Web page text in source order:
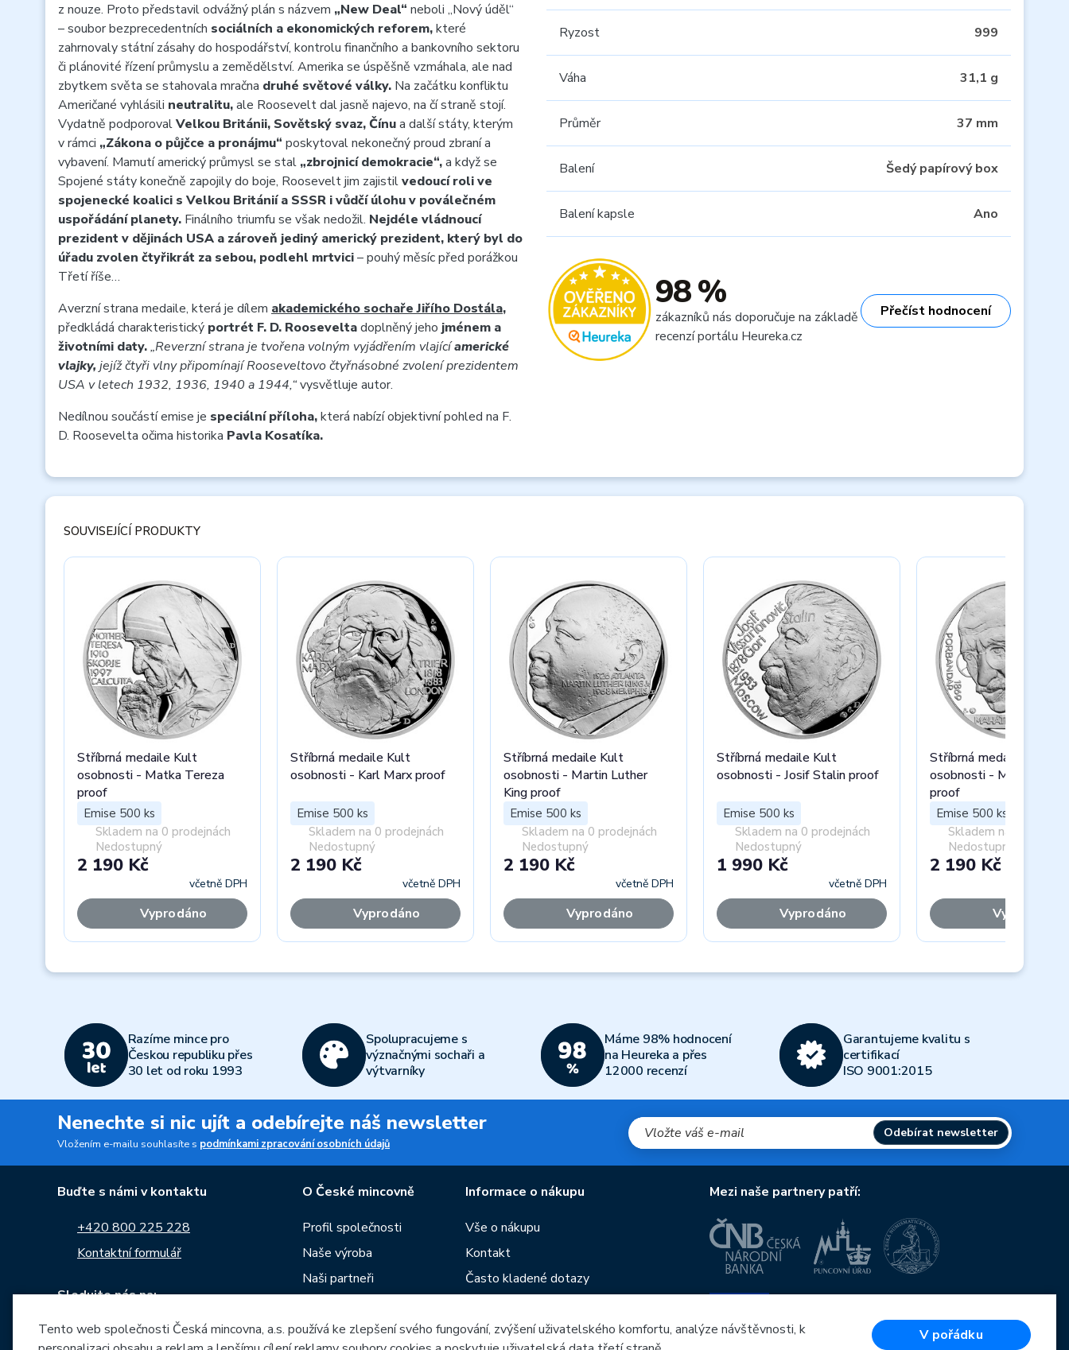
z nouze. Proto představil odvážný plán s názvem „New Deal“ neboli „Nový úděl“
– soubor bezprecedentních sociálních a ekonomických reforem,které
zahrnovaly státní zásahy do hospodářství, kontrolu finančního a bankovního sektoru
či plánovité řízení průmyslu a zemědělství. Amerika se úspěšně vzmáhala, ale nad
zbytkem světa se stahovala mračna druhé světové války. Na začátku konfliktu
Američané vyhlásili neutralitu,ale Roosevelt dal jasně najevo, na čí straně stojí.
Vydatně podporovalVelkou Británii, Sovětský svaz, Čínua další státy, kterým
v rámci „Zákona o půjčce a pronájmu“ poskytoval nekonečný proud zbraní a
vybavení. Mamutí americký průmysl se stal „zbrojnicí demokracie“,a když se
Spojené státy konečně zapojily do boje, Roosevelt jim zajistilvedoucí roli ve
spojenecké koalici s Velkou Británií a SSSR i vůdčí úlohu v poválečném
uspořádání planety. Finálního triumfu se však nedožil. Nejdéle vládnoucí
prezident v dějinách USA a zároveň jediný americký prezident, který byl do
úřadu zvolen čtyřikrát za sebou, podlehl mrtvici– pouhý měsíc před porážkou
Třetí říše…
Averzní strana medaile, která je dílem akademického sochaře Jiřího Dostála,
předkládá charakteristický portrét F. D. Rooseveltadoplněný jeho jménem a
životními daty.„Reverzní strana je tvořena volným vyjádřením vlajícíamerické
vlajky, jejíž čtyři vlny připomínají Rooseveltovo čtyřnásobné zvolení prezidentem
USA v letech 1932, 1936, 1940 a 1944,“vysvětluje autor.
Nedílnou součástí emise je speciální příloha,která nabízí objektivní pohled na F.
D. Roosevelta očima historika Pavla Kosatíka.
Ryzost 999
Váha 31,1 g
Průměr 37 mm
Balení Šedý papírový box
Balení kapsle Ano
98 %
zákazníků nás doporučuje na základě
recenzí portálu Heureka.cz
Přečíst hodnocení
SOUVISEJÍCÍ PRODUKTY
Stříbrná medaile Kult
osobnosti - Matka Tereza
proof
Emise 500 ks
Skladem na 0 prodejnách
Nedostupný
2 190 Kč
včetně DPH
Vyprodáno
Stříbrná medaile Kult
osobnosti - Karl Marx proof
Emise 500 ks
Skladem na 0 prodejnách
Nedostupný
2 190 Kč
včetně DPH
Vyprodáno
Stříbrná medaile Kult
osobnosti - Martin Luther
King proof
Emise 500 ks
Skladem na 0 prodejnách
Nedostupný
2 190 Kč
včetně DPH
Vyprodáno
Stříbrná medaile Kult
osobnosti - Josif Stalin proof
Emise 500 ks
Skladem na 0 prodejnách
Nedostupný
1 990 Kč
včetně DPH
Vyprodáno
Stříbrná medaile Kult
osobnosti - Mahátma
proof
Emise 500 ks
Skladem na 0
Nedostupný
2 190 Kč
Vyprodáno
Razíme mince pro
Českou republiku přes
30 let od roku 1993
Spolupracujeme s
význačnými sochaři a
výtvarníky
Máme 98% hodnocení
na Heureka a přes
12000 recenzí
Garantujeme kvalitu s
certifikací
ISO 9001:2015
Nenechte si nic ujít a odebírejte náš newsletter
Vložením e-mailu souhlasíte s podmínkami zpracování osobních údajů
Odebírat newsletter
Buďte s námi v kontaktu
+420 800 225 228
Kontaktní formulář
Sledujte nás na:
O České mincovně
Profil společnosti
Naše výroba
Naši partneři
Zprávy
Informace o nákupu
Vše o nákupu
Kontakt
Často kladené dotazy
Prodejny České mincovny
Mezi naše partnery patří:
OP Podnikání a inovace pro konkurenceschopnost
Tento web společnosti Česká mincovna, a.s. používá ke zlepšení svého fungování, zvýšení uživatelského komfortu, analýze návštěvnosti, k
V pořádku